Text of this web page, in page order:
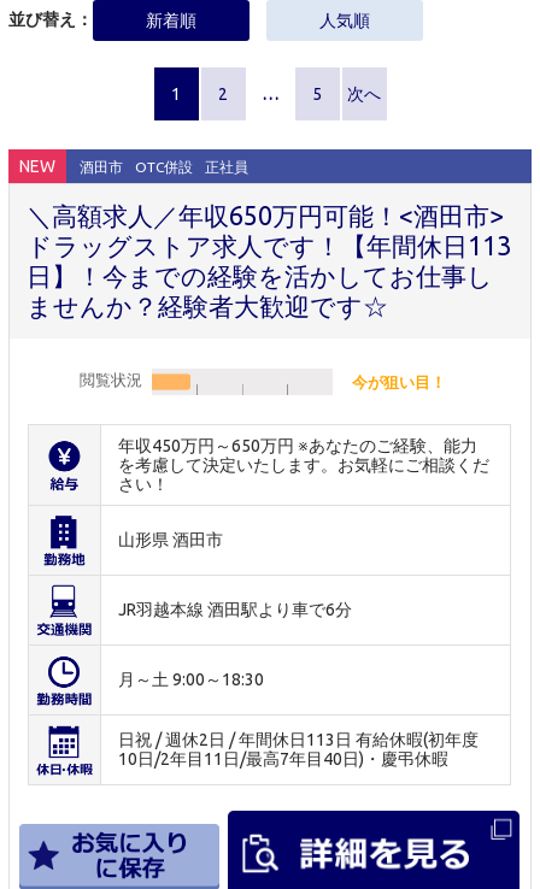
並び替え： 新着順 人気順
1 2 … 5 次へ
NEW 酒田市 OTC併設 正社員
＼高額求人／年収650万円可能！<酒田市>
ドラッグストア求人です！【年間休日113
日】！今までの経験を活かしてお仕事し
ませんか？経験者大歓迎です☆
閲覧状況 今が狙い目！
年収450万円～650万円 ※あなたのご経験、能力
を考慮して決定いたします。お気軽にご相談くだ
さい！
山形県 酒田市
JR羽越本線 酒田駅より車で6分
月～土 9:00～18:30
日祝 / 週休2日 / 年間休日113日 有給休暇(初年度
10日/2年目11日/最高7年目40日)・慶弔休暇